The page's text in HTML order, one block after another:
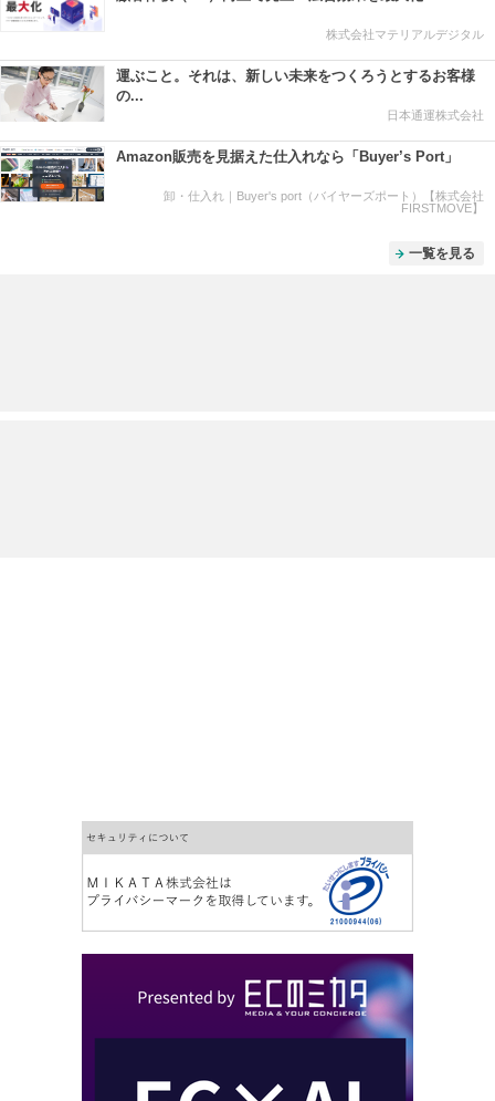
株式会社マテリアルデジタル
運ぶこと。それは、新しい未来をつくろうとするお客様
の...
日本通運株式会社
Amazon販売を見据えた仕入れなら「Buyer’s Port」
卸・仕入れ｜Buyer's port（バイヤーズポート）【株式会社
FIRSTMOVE】
一覧を見る